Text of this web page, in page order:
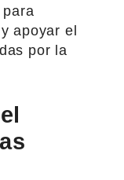
apoyar el
por la